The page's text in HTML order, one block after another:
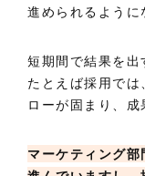
進められるように
短期間で結果を出
たとえば採用で
ローが固まり、成
マーケティング